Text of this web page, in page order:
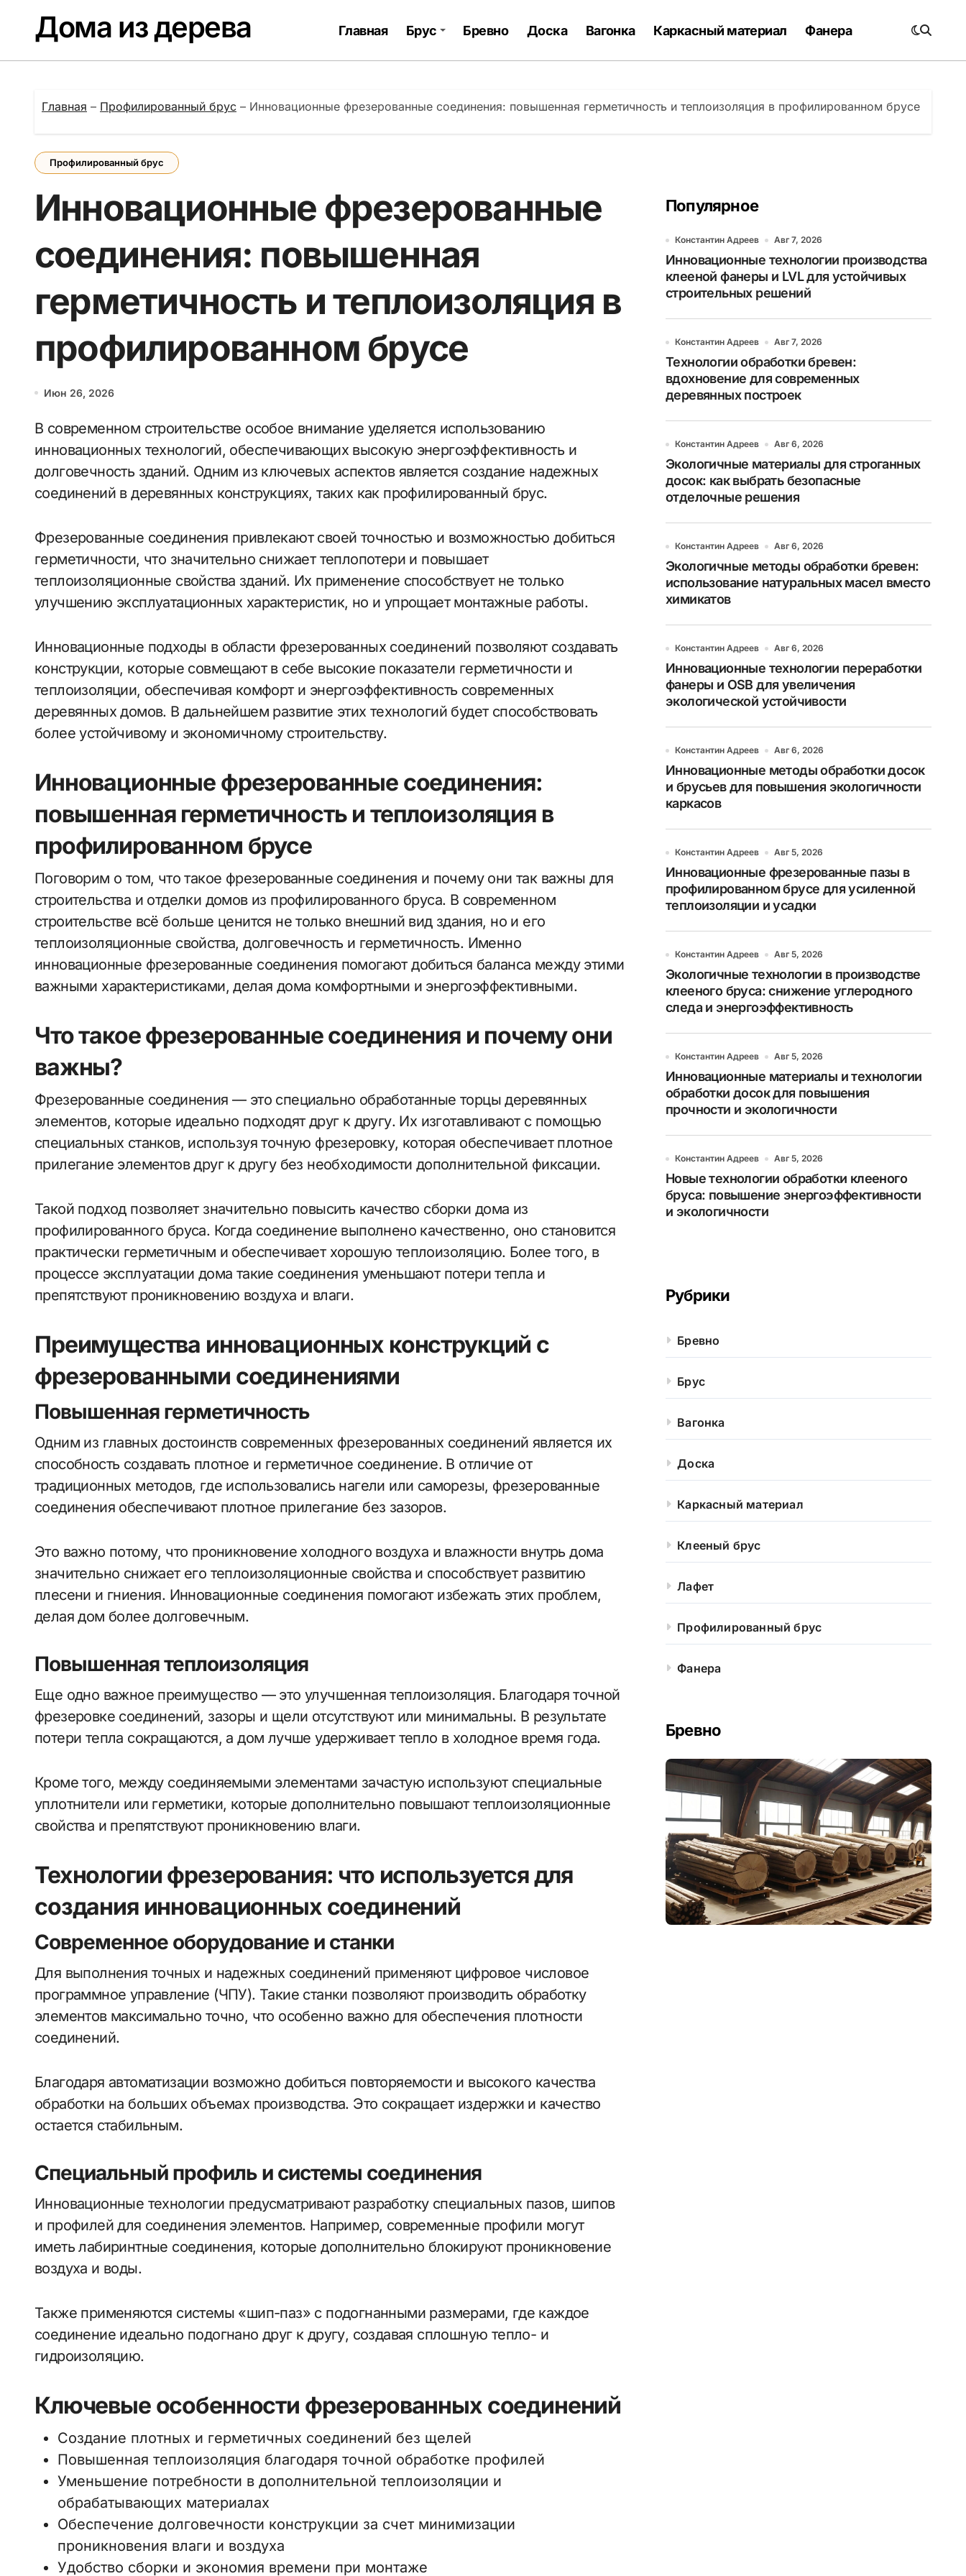
содержаниюДома из дерева Главная Брус Бревно Доска Вагонка Каркасный материал Фанера
Главная – Профилированный брус – Инновационные фрезерованные соединения: повышенная герметичность и теплоизоляция в профилированном брусе
Профилированный брус
Инновационные фрезерованные
соединения: повышенная
герметичность и теплоизоляция в
профилированном брусе
Июн 26, 2026
В современном строительстве особое внимание уделяется использованию
инновационных технологий, обеспечивающих высокую энергоэффективность и
долговечность зданий. Одним из ключевых аспектов является создание надежных
соединений в деревянных конструкциях, таких как профилированный брус.
Фрезерованные соединения привлекают своей точностью и возможностью добиться
герметичности, что значительно снижает теплопотери и повышает
теплоизоляционные свойства зданий. Их применение способствует не только
улучшению эксплуатационных характеристик, но и упрощает монтажные работы.
Инновационные подходы в области фрезерованных соединений позволяют создавать
конструкции, которые совмещают в себе высокие показатели герметичности и
теплоизоляции, обеспечивая комфорт и энергоэффективность современных
деревянных домов. В дальнейшем развитие этих технологий будет способствовать
более устойчивому и экономичному строительству.
Инновационные фрезерованные соединения:
повышенная герметичность и теплоизоляция в
профилированном брусе
Поговорим о том, что такое фрезерованные соединения и почему они так важны для
строительства и отделки домов из профилированного бруса. В современном
строительстве всё больше ценится не только внешний вид здания, но и его
теплоизоляционные свойства, долговечность и герметичность. Именно
инновационные фрезерованные соединения помогают добиться баланса между этими
важными характеристиками, делая дома комфортными и энергоэффективными.
Что такое фрезерованные соединения и почему они
важны?
Фрезерованные соединения — это специально обработанные торцы деревянных
элементов, которые идеально подходят друг к другу. Их изготавливают с помощью
специальных станков, используя точную фрезеровку, которая обеспечивает плотное
прилегание элементов друг к другу без необходимости дополнительной фиксации.
Такой подход позволяет значительно повысить качество сборки дома из
профилированного бруса. Когда соединение выполнено качественно, оно становится
практически герметичным и обеспечивает хорошую теплоизоляцию. Более того, в
процессе эксплуатации дома такие соединения уменьшают потери тепла и
препятствуют проникновению воздуха и влаги.
Преимущества инновационных конструкций с
фрезерованными соединениями
Повышенная герметичность
Одним из главных достоинств современных фрезерованных соединений является их
способность создавать плотное и герметичное соединение. В отличие от
традиционных методов, где использовались нагели или саморезы, фрезерованные
соединения обеспечивают плотное прилегание без зазоров.
Это важно потому, что проникновение холодного воздуха и влажности внутрь дома
значительно снижает его теплоизоляционные свойства и способствует развитию
плесени и гниения. Инновационные соединения помогают избежать этих проблем,
делая дом более долговечным.
Повышенная теплоизоляция
Еще одно важное преимущество — это улучшенная теплоизоляция. Благодаря точной
фрезеровке соединений, зазоры и щели отсутствуют или минимальны. В результате
потери тепла сокращаются, а дом лучше удерживает тепло в холодное время года.
Кроме того, между соединяемыми элементами зачастую используют специальные
уплотнители или герметики, которые дополнительно повышают теплоизоляционные
свойства и препятствуют проникновению влаги.
Технологии фрезерования: что используется для
создания инновационных соединений
Современное оборудование и станки
Для выполнения точных и надежных соединений применяют цифровое числовое
программное управление (ЧПУ). Такие станки позволяют производить обработку
элементов максимально точно, что особенно важно для обеспечения плотности
соединений.
Благодаря автоматизации возможно добиться повторяемости и высокого качества
обработки на больших объемах производства. Это сокращает издержки и качество
остается стабильным.
Специальный профиль и системы соединения
Инновационные технологии предусматривают разработку специальных пазов, шипов
и профилей для соединения элементов. Например, современные профили могут
иметь лабиринтные соединения, которые дополнительно блокируют проникновение
воздуха и воды.
Также применяются системы «шип-паз» с подогнанными размерами, где каждое
соединение идеально подогнано друг к другу, создавая сплошную тепло- и
гидроизоляцию.
Ключевые особенности фрезерованных соединений
Создание плотных и герметичных соединений без щелей
Повышенная теплоизоляция благодаря точной обработке профилей
Уменьшение потребности в дополнительной теплоизоляции и
обрабатывающих материалах
Обеспечение долговечности конструкции за счет минимизации
проникновения влаги и воздуха
Удобство сборки и экономия времени при монтаже
Популярное
Константин Адреев Авг 7, 2026
Инновационные технологии производства
клееной фанеры и LVL для устойчивых
строительных решений
Константин Адреев Авг 7, 2026
Технологии обработки бревен:
вдохновение для современных
деревянных построек
Константин Адреев Авг 6, 2026
Экологичные материалы для строганных
досок: как выбрать безопасные
отделочные решения
Константин Адреев Авг 6, 2026
Экологичные методы обработки бревен:
использование натуральных масел вместо
химикатов
Константин Адреев Авг 6, 2026
Инновационные технологии переработки
фанеры и OSB для увеличения
экологической устойчивости
Константин Адреев Авг 6, 2026
Инновационные методы обработки досок
и брусьев для повышения экологичности
каркасов
Константин Адреев Авг 5, 2026
Инновационные фрезерованные пазы в
профилированном брусе для усиленной
теплоизоляции и усадки
Константин Адреев Авг 5, 2026
Экологичные технологии в производстве
клееного бруса: снижение углеродного
следа и энергоэффективность
Константин Адреев Авг 5, 2026
Инновационные материалы и технологии
обработки досок для повышения
прочности и экологичности
Константин Адреев Авг 5, 2026
Новые технологии обработки клееного
бруса: повышение энергоэффективности
и экологичности
Рубрики
Бревно
Брус
Вагонка
Доска
Каркасный материал
Клееный брус
Лафет
Профилированный брус
Фанера
Бревно